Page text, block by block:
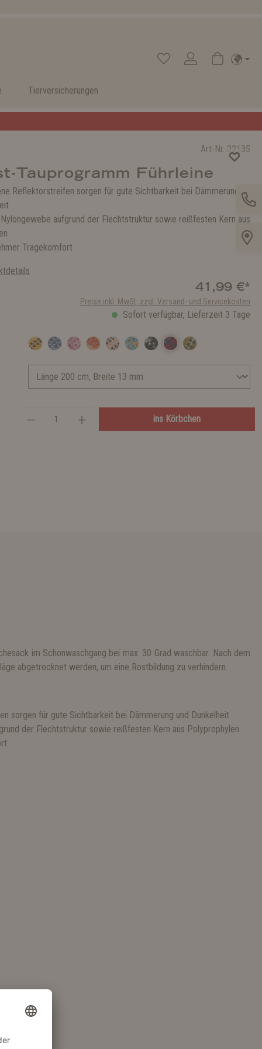
Tierversicherungen
Art-Nr. 22135
Tauprogramm Führleine
Reflektorstreifen sorgen für gute Sichtbarkeit bei Dämmerung
aufgrund der Flechtstruktur sowie reißfesten Kern aus
Tragekomfort
41,99 €*
Preise inkl. MwSt. zzgl. Versand- und Servicekosten
Sofort verfügbar, Lieferzeit 3 Tage
ins Körbchen
im Schonwaschgang bei max. 30 Grad waschbar. Nach dem
abgetrocknet werden, um eine Rostbildung zu verhindern.
sorgen für gute Sichtbarkeit bei Dämmerung und Dunkelheit
der Flechtstruktur sowie reißfesten Kern aus Polyprophylen